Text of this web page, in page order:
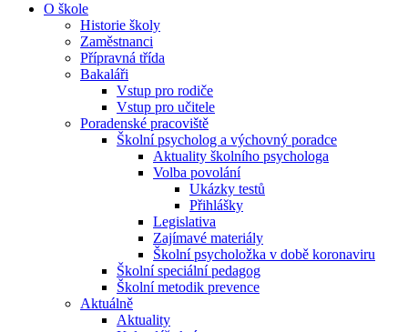
O škole
Historie školy
Zaměstnanci
Přípravná třída
Bakaláři
Vstup pro rodiče
Vstup pro učitele
Poradenské pracoviště
Školní psycholog a výchovný poradce
Aktuality školního psychologa
Volba povolání
Ukázky testů
Přihlášky
Legislativa
Zajímavé materiály
Školní psycholožka v době koronaviru
Školní speciální pedagog
Školní metodik prevence
Aktuálně
Aktuality